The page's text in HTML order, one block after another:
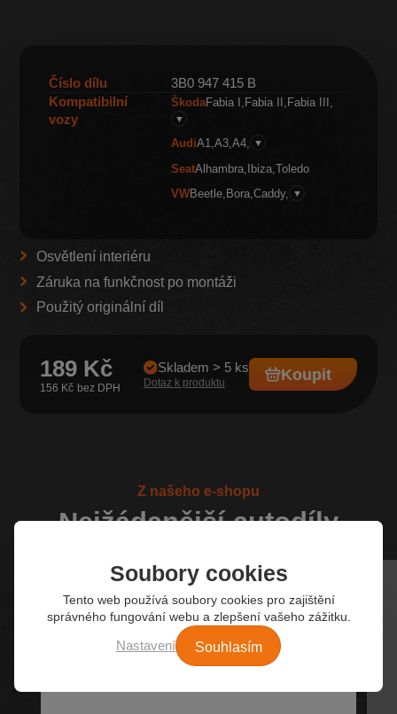
Číslo dílu
3B0 947 415 B
Kompatibilní
vozy
ŠkodaFabia I Fabia II Fabia III
▼
AudiA1 A3 A4 ▼
SeatAlhambra Ibiza Toledo
VWBeetle Bora Caddy ▼
Osvětlení interiéru
Záruka na funkčnost po montáži
Použitý originální díl
189 Kč
156 Kč
Skladem > 5 ks
Dotaz k produktu Koupit
Z našeho e-shopu
Nejžádanější autodíly
Soubory cookies
Tento web používá soubory cookies pro zajištění
správného fungování webu a zlepšení vašeho zážitku.
Nastavení Souhlasím